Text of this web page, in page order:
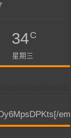
34C
星期三